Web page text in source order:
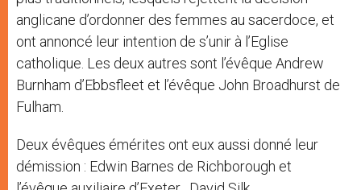
anglicane d’ordonner des femmes au sacerdoce, et
ont annoncé leur intention de s’unir à l’Eglise
catholique. Les deux autres sont l’évêque Andrew
Burnham d’Ebbsfleet et l’évêque John Broadhurst de
Fulham.
Deux évêques émérites ont eux aussi donné leur
démission : Edwin Barnes de Richborough et